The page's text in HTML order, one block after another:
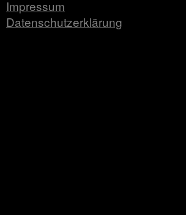
Impressum
Datenschutzerklärung